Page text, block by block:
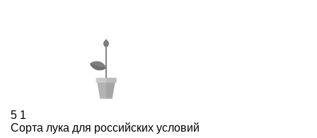
5 1
Сорта лука для российских условий